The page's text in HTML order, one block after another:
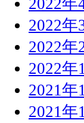
2022年
2022年
2022年
2021年
2021年